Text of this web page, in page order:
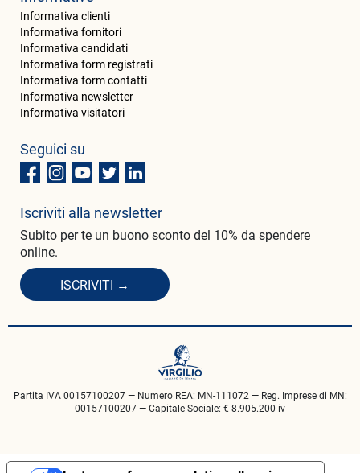
Informativa clienti
Informativa fornitori
Informativa candidati
Informativa form registrati
Informativa form contatti
Informativa newsletter
Informativa visitatori
Seguici su
Iscriviti alla newsletter
Subito per te un buono sconto del 10% da spendere
online.
ISCRIVITI →
Partita IVA 00157100207 — Numero REA: MN-111072 — Reg. Imprese di MN:
00157100207 — Capitale Sociale: € 8.905.200 iv